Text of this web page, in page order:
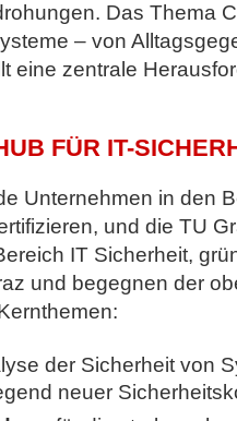
Das Thema
– von
eine zentrale
FÜR IT-
Unternehmen in den
und die TU
IT Sicherheit,
und begegnen der
der Sicherheit von
neuer